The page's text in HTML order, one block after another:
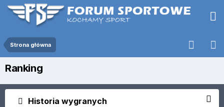
Strona główna
Ranking
Historia wygranych